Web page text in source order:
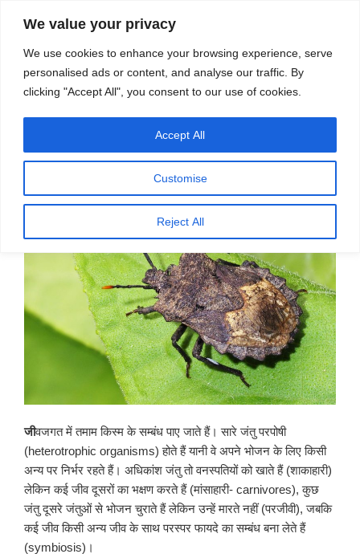
We value your privacy
We use cookies to enhance your browsing experience, serve
personalised ads or content, and analyse our traffic. By
clicking "Accept All", you consent to our use of cookies.
Customise
Reject All
Accept All
स्रोत
मेनू
प्रकाशित
जीव-जंतुओं में सुरक्षा के जुगाड़
जीवजगत में तमाम किस्म के सम्बंध पाए जाते हैं। सारे जंतु परपोषी
(heterotrophic organisms) होते हैं यानी वे अपने भोजन के लिए किसी
अन्य पर निर्भर रहते हैं। अधिकांश जंतु तो वनस्पतियों को खाते हैं (शाकाहारी)
लेकिन कई जीव दूसरों का भक्षण करते हैं (मांसाहारी- carnivores), कुछ
जंतु दूसरे जंतुओं से भोजन चुराते हैं लेकिन उन्हें मारते नहीं (परजीवी), जबकि
कई जीव किसी अन्य जीव के साथ परस्पर फायदे का सम्बंध बना लेते हैं
(symbiosis)।